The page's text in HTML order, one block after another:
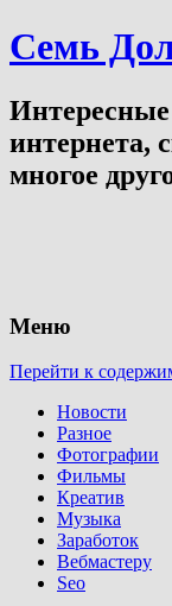
Семь
интернета,
многое
Меню
Перейти к
Новости
Разное
Фотографии
Фильмы
Креатив
Музыка
Заработок
Вебмастеру
Seo